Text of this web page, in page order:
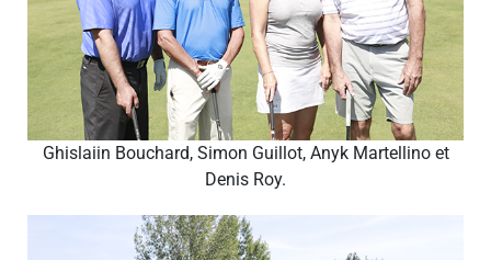
Ghislaiin Bouchard, Simon Guillot, Anyk Martellino et
Denis Roy.